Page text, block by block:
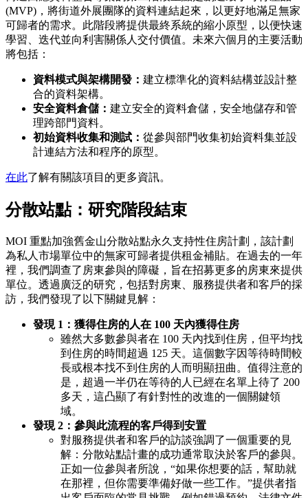
(MVP)，將街道外展團隊的資料連結起來，以更好地滿足無家
可歸者的需求。此階段將提供最終系統的縮小原型，以便快速
學習、迭代並向利害關係人交付價值。未來六個月的主要活動
將包括：
資料模式與架構開發： 建立標準化的資料結構並設計整
合的資料架構。
安全資料倉儲： 建立安全的資料倉儲，安全地儲存和管
理跨部門資料。
初始資料收集和測試： 從參與部門收集初始資料集並設
計連結方法和程序的原型。
在此了解有關該項目的更多資訊。
分散站點：研究階段結束
MOI 重點加強舊金山分散站點永久支持性住房計劃，該計劃
為私人市場單位中的無家可歸者提供租金補貼。在過去的一年
裡，我們調查了房東參與的障礙，旨在招募更多的房東來提供
單位。透過廣泛的研究，包括對房東、服務提供者和客戶的採
訪，我們發現了以下關鍵見解：
發現 1：獲得住房的人在 100 天內獲得住房
雖然大多數參與者在 100 天內找到住房，但平均找
到住房的時間超過 125 天。這個數字因等待時間較
長或根本找不到住房的人而明顯扭曲。值得注意的
是，超過一半仍在等待的人已經在名單上待了 200
多天，這凸顯了有針對性的改進的一個關鍵領
域。
發現 2：參與此流程的客戶得到安置
對服務提供者和客戶的訪談強調了一個重要的見
解：分散站點計畫的成功通常取決於客戶的參與。
正如一位參與者所說，“如果你想要的話，幫助就
在那裡，但你需要準備好做一些工作。”提供者指